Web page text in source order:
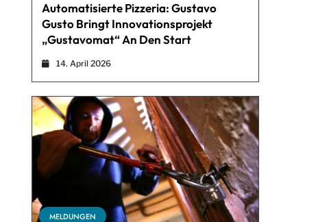
Automatisierte Pizzeria: Gustavo
Gusto Bringt Innovationsprojekt
„Gustavomat“ An Den Start
14. April 2026
MELDUNGEN